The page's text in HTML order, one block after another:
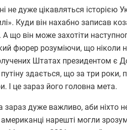
дуже цікавляться історією
Куди він нахабно записав
що він може захотіти
фюрер розуміючи, що ніколи
Штатах президентом є
здається, що за три
І це зараз його головна мета.
дуже важливо, аби ніхто
нарешті могли